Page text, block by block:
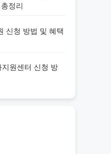
정리
신청 방법 및 혜택
원센터 신청 방